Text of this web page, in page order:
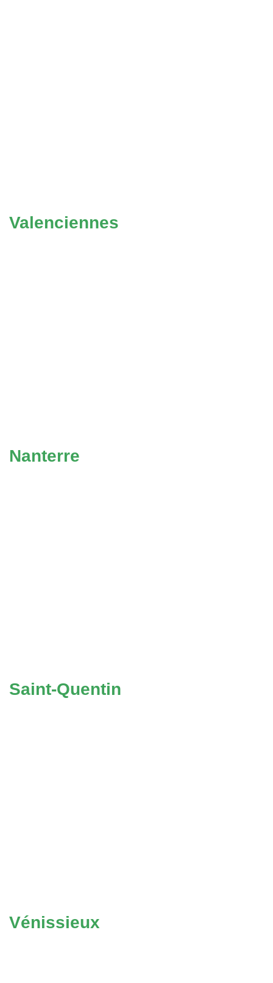
Valenciennes
Nanterre
Saint-Quentin
Vénissieux